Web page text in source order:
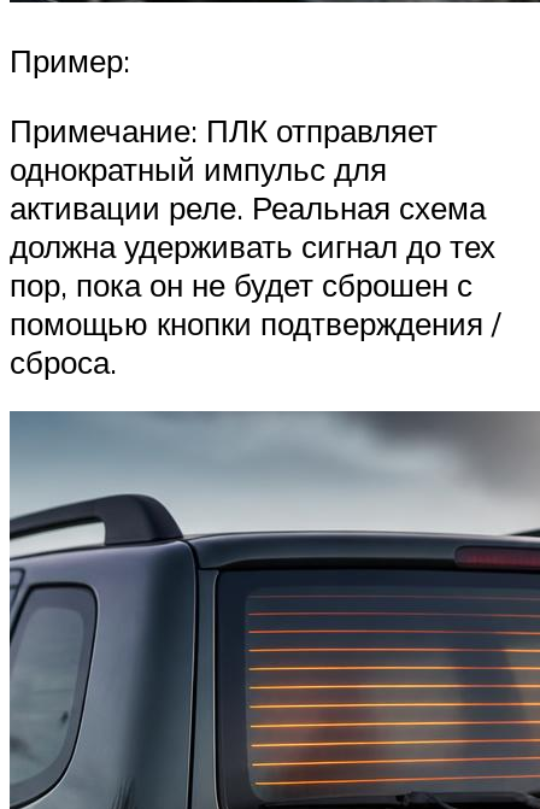
Пример:
Примечание: ПЛК отправляет
однократный импульс для
активации реле. Реальная схема
должна удерживать сигнал до тех
пор, пока он не будет сброшен с
помощью кнопки подтверждения /
сброса.